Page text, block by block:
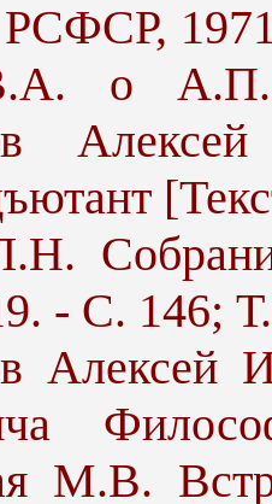
о А.П.
- С. 146;
Алексей
М.В.